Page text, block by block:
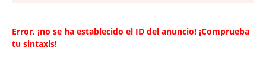
Error, ¡no se ha establecido el ID del anuncio! ¡Comprueba
tu sintaxis!